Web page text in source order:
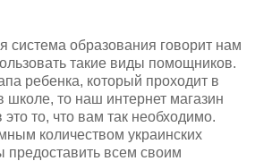
система образования говорит нам
такие виды помощников.
ребенка, который проходит в
школе, то наш интернет магазин
то, что вам так необходимо.
количеством украинских
предоставить всем своим